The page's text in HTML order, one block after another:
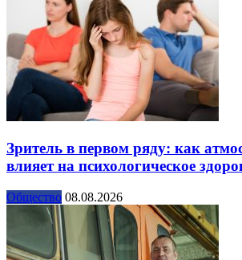
Зритель в первом ряду: как
влияет на психологическое
Общество 08.08.2026